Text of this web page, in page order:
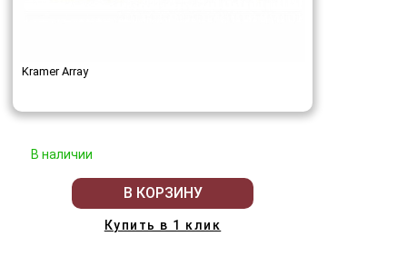
Kramer Array
В наличии
В КОРЗИНУ
Купить в 1 клик